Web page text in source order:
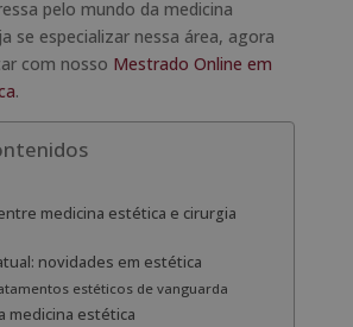
pelo mundo da medicina
se especializar nessa área, agora
com nosso Mestrado Online em
.
medicina estética e cirurgia
novidades em estética
estéticos de vanguarda
medicina estética